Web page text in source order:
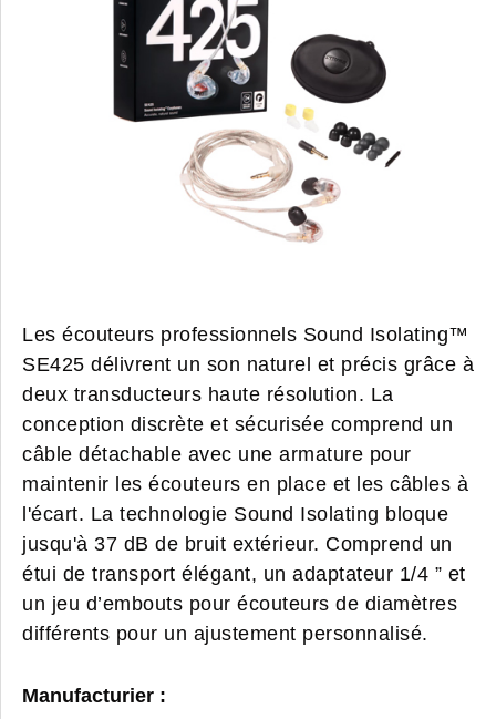
Les écouteurs professionnels Sound Isolating™
SE425 délivrent un son naturel et précis grâce à
deux transducteurs haute résolution. La
conception discrète et sécurisée comprend un
câble détachable avec une armature pour
maintenir les écouteurs en place et les câbles à
l'écart. La technologie Sound Isolating bloque
jusqu'à 37 dB de bruit extérieur. Comprend un
étui de transport élégant, un adaptateur 1/4 ” et
un jeu d’embouts pour écouteurs de diamètres
différents pour un ajustement personnalisé.
Manufacturier :